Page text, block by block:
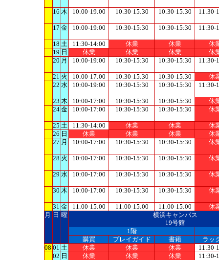
16 木 10:00-19:00 10:30-15:30 10:30-15:30 11:30-
17 金 10:00-19:00 10:30-15:30 10:30-15:30 11:30-
18 土 11:30-14:00 休業 休業
休
19 日 休業 休業 休業
休
20 月 10:00-19:00 10:30-15:30 10:30-15:30 11:30-
21 火 10:00-17:00 10:30-15:30 10:30-15:30
休
22 水 10:00-19:00 10:30-15:30 10:30-15:30 11:30-
23 木 10:00-17:00 10:30-15:30 10:30-15:30
休
24 金 10:00-17:00 10:30-15:30 10:30-15:30 休
25 土 11:30-14:00 休業 休業
休
26 日 休業 休業 休業
休
27 月 10:00-17:00 10:30-15:30 10:30-15:30 休
28 火 10:00-17:00 10:30-15:30 10:30-15:30 休
29 水 10:00-17:00 10:30-15:30 10:30-15:30 休
30 木 10:00-17:00 10:30-15:30 10:30-15:30 休
31 金 11:00-15:00 11:00-15:00 11:00-15:00
休
月
日 曜
横浜キャンパス
19号館
1階
購買
プレイガイド 書籍
ラッ
08 01 土 休業 休業 休業
11:30-
02 日 休業 休業 休業
11:30-